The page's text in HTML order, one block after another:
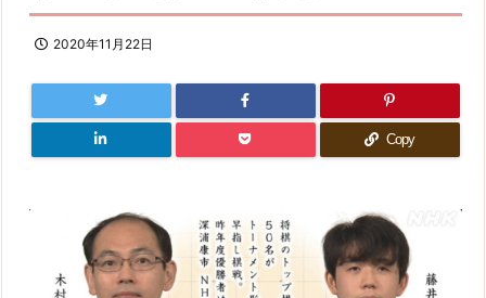
2020年11月22日
Copy